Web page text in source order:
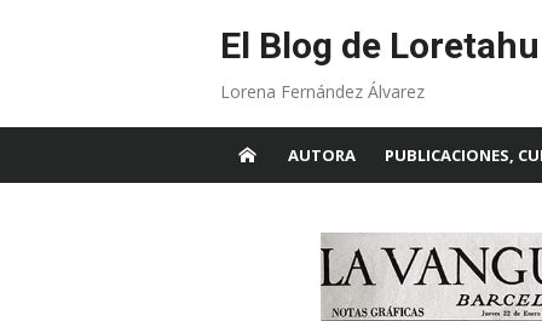
El Blog de
Lorena Fernández Álvarez
AUTORA PUBLICACIONES,